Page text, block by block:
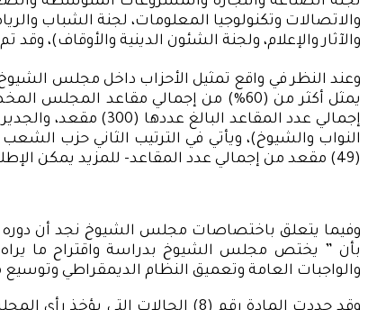
والاتصالات وتكنولوجيا المعلومات، لجنة الشباب
والآثار والإعلام، ولجنة الشئون الدينية والأوقاف)، وقد تم
(49) مقعد من إجمالي عدد المقاعد- للمزيد يمكن الإطلاع على الشكل رقم (2) الموضح أدناه.
بأن ” يختص مجلس الشيوخ بدراسة واقتراح ما يراه
والواجبات العامة وتعميق النظام الديمقراطي وتوسيع